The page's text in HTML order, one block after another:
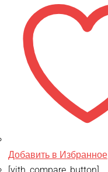
Добавить в Избранное